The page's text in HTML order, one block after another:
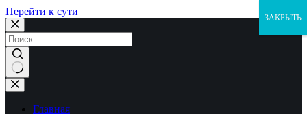
Перейти к сути
Ничего
не
найденоГлавная
ЗАКРЫТЬ